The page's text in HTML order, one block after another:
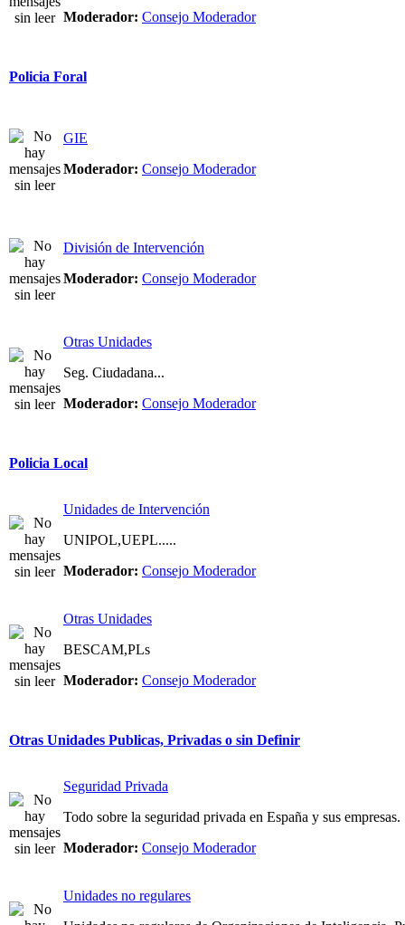
Moderador: Consejo Moderador
Policia Foral
GIE
Moderador: Consejo Moderador
División de Intervención
Moderador: Consejo Moderador
Otras Unidades
Seg. Ciudadana...
Moderador: Consejo Moderador
Policia Local
Unidades de Intervención
UNIPOL,UEPL.....
Moderador: Consejo Moderador
Otras Unidades
BESCAM,PLs
Moderador: Consejo Moderador
Otras Unidades Publicas, Privadas o sin Definir
Seguridad Privada
Todo sobre la seguridad privada en España y sus empresas.
Moderador: Consejo Moderador
Unidades no regulares